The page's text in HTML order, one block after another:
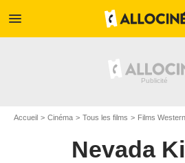
menu
Accueil Cinéma Tous les films Films Western
Nevada